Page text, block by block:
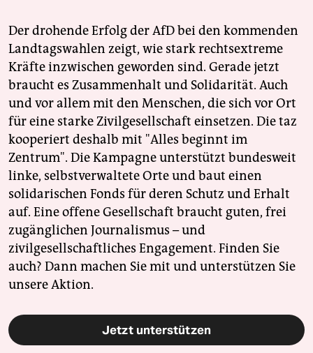
Der drohende Erfolg der AfD bei den kommenden
Landtagswahlen zeigt, wie stark rechtsextreme
Kräfte inzwischen geworden sind. Gerade jetzt
braucht es Zusammenhalt und Solidarität. Auch
und vor allem mit den Menschen, die sich vor Ort
für eine starke Zivilgesellschaft einsetzen. Die taz
kooperiert deshalb mit "Alles beginnt im
Zentrum". Die Kampagne unterstützt bundesweit
linke, selbstverwaltete Orte und baut einen
solidarischen Fonds für deren Schutz und Erhalt
auf. Eine offene Gesellschaft braucht guten, frei
zugänglichen Journalismus – und
zivilgesellschaftliches Engagement. Finden Sie
auch? Dann machen Sie mit und unterstützen Sie
unsere Aktion.
Jetzt unterstützen